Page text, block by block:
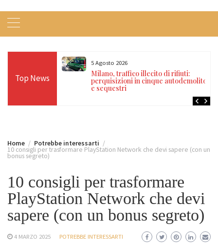
Top News
campi
Verona e
5 Agosto 2026
Milano, traffico illecito di rifiuti:
perquisizioni in cinque autodemolitori
e sequestri
Home Potrebbe interessarti
10 consigli per trasformare PlayStation Network che devi sapere (con un
bonus segreto)
10 consigli per trasformare
PlayStation Network che devi
sapere (con un bonus segreto)
4 MARZO 2025 POTREBBE INTERESSARTI